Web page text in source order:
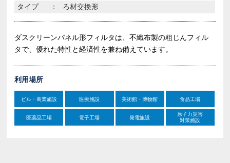
タイプ
： ろ材交換形
ダスクリーンパネル形フィルタは、不織布製の粗じんフィル
タで、優れた特性と経済性を兼ね備えています。
利用場所
ビル・商業施設 医療施設 美術館・博物館 食品工場
医薬品工場 電子工場 発電施設
原子力災害
対策施設